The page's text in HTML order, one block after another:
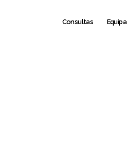
Consultas Equipa